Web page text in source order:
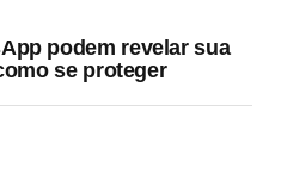
podem revelar sua
se proteger